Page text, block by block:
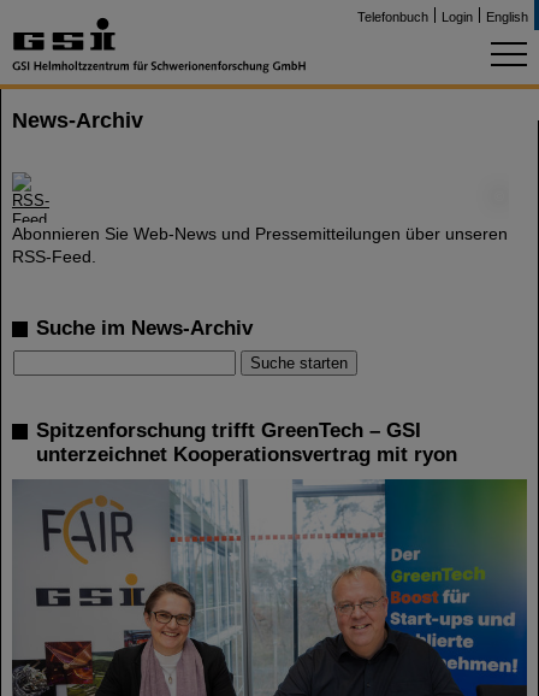
Telefonbuch Login English
News-Archiv
Abonnieren Sie Web-News und Pressemitteilungen über unseren
RSS-Feed.
Suche im News-Archiv
Spitzenforschung trifft GreenTech – GSI
unterzeichnet Kooperationsvertrag mit ryon